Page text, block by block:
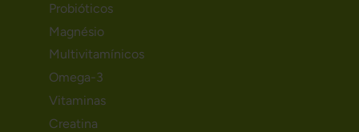
Probióticos
Magnésio
Multivitamínicos
Omega-3
Vitaminas
Creatina